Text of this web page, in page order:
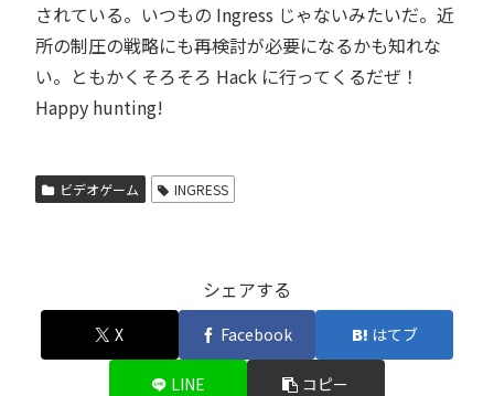
されている。いつもの Ingress じゃないみたいだ。近
所の制圧の戦略にも再検討が必要になるかも知れな
い。ともかくそろそろ Hack に行ってくるだぜ！
Happy hunting!
ビデオゲーム INGRESS
シェアする
X Facebook はてブ
LINE コピー